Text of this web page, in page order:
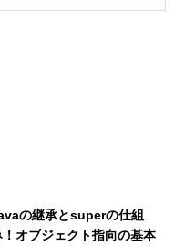
の継承とsuperの仕組
！オブジェクト指向の基本